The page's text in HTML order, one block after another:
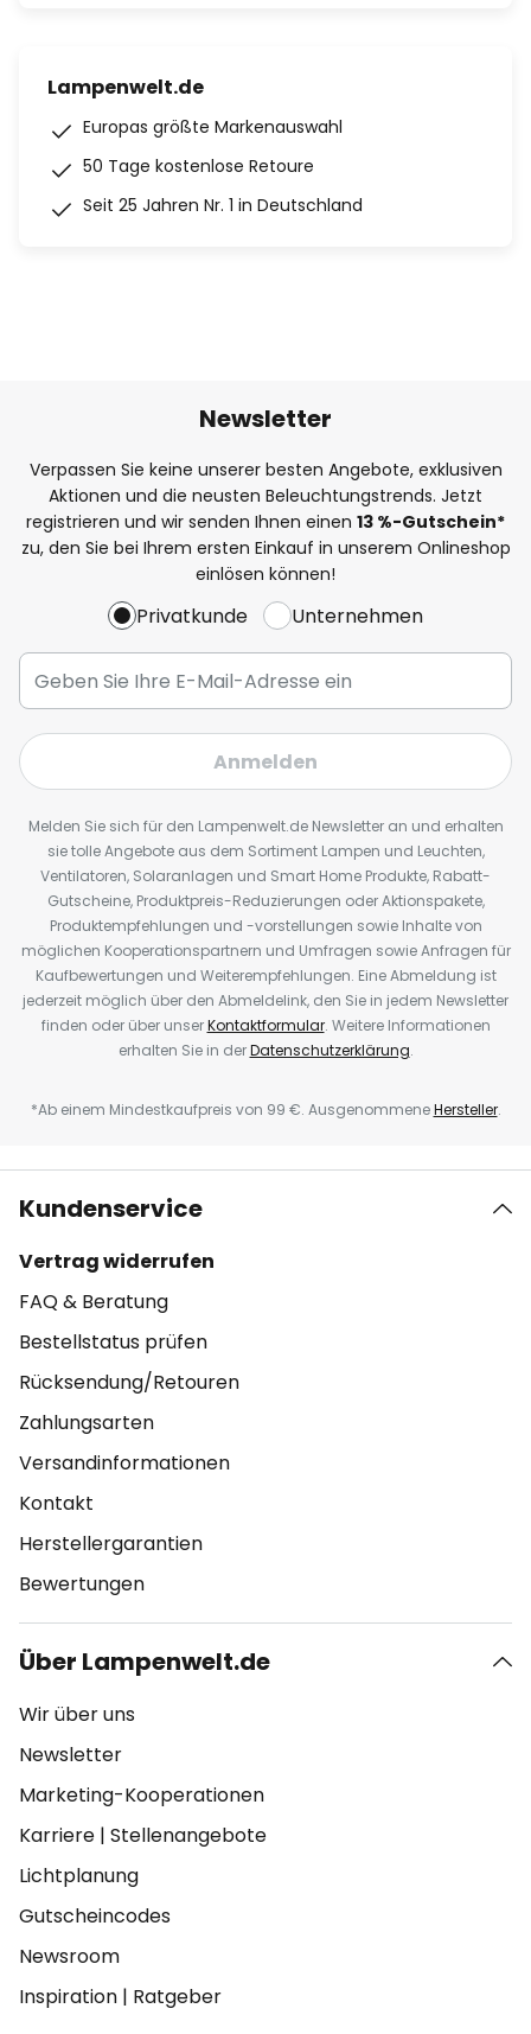
Lampenwelt.de
Europas größte Markenauswahl
50 Tage kostenlose Retoure
Seit 25 Jahren Nr. 1 in Deutschland
Newsletter
Verpassen Sie keine unserer besten Angebote, exklusiven
Aktionen und die neusten Beleuchtungstrends. Jetzt
registrieren und wir senden Ihnen einen 13 %-Gutschein*
zu, den Sie bei Ihrem ersten Einkauf in unserem Onlineshop
einlösen können!
Privatkunde Unternehmen
Anmelden
Melden Sie sich für den Lampenwelt.de Newsletter an und erhalten
sie tolle Angebote aus dem Sortiment Lampen und Leuchten,
Ventilatoren, Solaranlagen und Smart Home Produkte, Rabatt-
Gutscheine, Produktpreis-Reduzierungen oder Aktionspakete,
Produktempfehlungen und -vorstellungen sowie Inhalte von
möglichen Kooperationspartnern und Umfragen sowie Anfragen für
Kaufbewertungen und Weiterempfehlungen. Eine Abmeldung ist
jederzeit möglich über den Abmeldelink, den Sie in jedem Newsletter
finden oder über unserKontaktformular. Weitere Informationen
erhalten Sie in derDatenschutzerklärung.
*Ab einem Mindestkaufpreis von 99 €. AusgenommeneHersteller.
Kundenservice
Vertrag widerrufen
FAQ & Beratung
Bestellstatus prüfen
Rücksendung/Retouren
Zahlungsarten
Versandinformationen
Kontakt
Herstellergarantien
Bewertungen
Über Lampenwelt.de
Wir über uns
Newsletter
Marketing-Kooperationen
Karriere | Stellenangebote
Lichtplanung
Gutscheincodes
Newsroom
Inspiration | Ratgeber